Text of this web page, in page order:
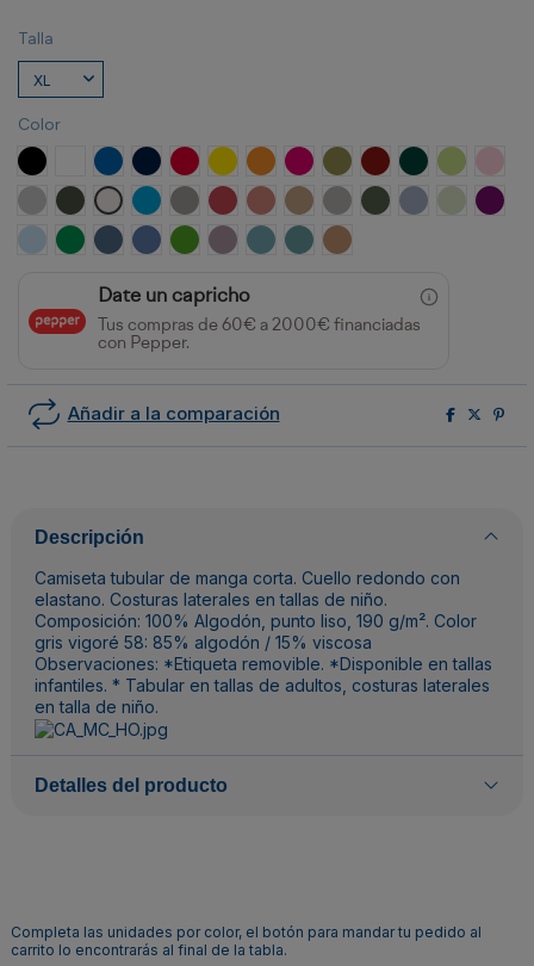
Talla
Color
NEGRO BLANCOROYAL MARINOROJO AMARILLONARANJAROSETONVERDE MILITAR
GRANATEVERDE BOTELLA
VERDE
GRIS VIGORE
PLOMO OSCURO
BLANCO VINTAGE
TURQUESA
OPALO ROJO CRISANTEMO
NARANJA CLAY
ARENA GRIS PIEDRAVERDE AVENTURA
AZUL ZENVERDE
CELESTEVERDE KELLY
AZUL DENIMAZUL RIVIERA
VERDE GRASS
LAVANDAAZUL LAVADO
AZUL DUSTYNARANJA GREEK
Date un capricho
Tus compras de 60€ a 2000€ financiadas
con Pepper.
Añadir a la comparación
Descripción
Camiseta tubular de manga corta. Cuello redondo con
elastano. Costuras laterales en tallas de niño.
Composición: 100% Algodón, punto liso, 190 g/m². Color
gris vigoré 58: 85% algodón / 15% viscosa
Observaciones: *Etiqueta removible. *Disponible en tallas
infantiles. * Tabular en tallas de adultos, costuras laterales
en talla de niño.
Detalles del producto
Completa las unidades por color, el botón para mandar tu pedido al
carrito lo encontrarás al final de la tabla.